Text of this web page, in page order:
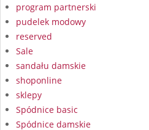
program partnerski
pudelek modowy
reserved
Sale
sandału damskie
shoponline
sklepy
Spódnice basic
Spódnice damskie